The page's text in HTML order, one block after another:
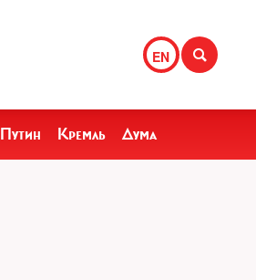
EN
Путин Кремль Дума